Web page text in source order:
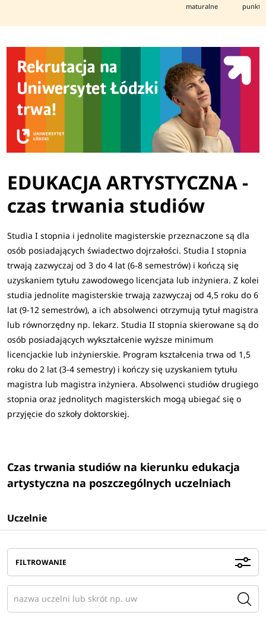
maturalne
EDUKACJA ARTYSTYCZNA -
czas trwania studiów
Studia I stopnia i jednolite magisterskie przeznaczone są dla
osób posiadających świadectwo dojrzałości. Studia I stopnia
trwają zazwyczaj od 3 do 4 lat (6-8 semestrów) i kończą się
uzyskaniem tytułu zawodowego licencjata lub inżyniera. Z kolei
studia jednolite magisterskie trwają zazwyczaj od 4,5 roku do 6
lat (9-12 semestrów), a ich absolwenci otrzymują tytuł magistra
lub równorzędny np. lekarz. Studia II stopnia skierowane są do
osób posiadających wykształcenie wyższe minimum
licencjackie lub inżynierskie. Program kształcenia trwa od 1,5
roku do 2 lat (3-4 semestry) i kończy się uzyskaniem tytułu
magistra lub magistra inżyniera. Absolwenci studiów drugiego
stopnia oraz jednolitych magisterskich mogą ubiegać się o
przyjęcie do szkoły doktorskiej.
Czas trwania studiów na kierunku edukacja
artystyczna na poszczególnych uczelniach
Uczelnie
FILTROWANIE